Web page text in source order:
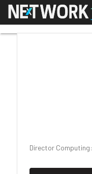
Menú
Director Computing: